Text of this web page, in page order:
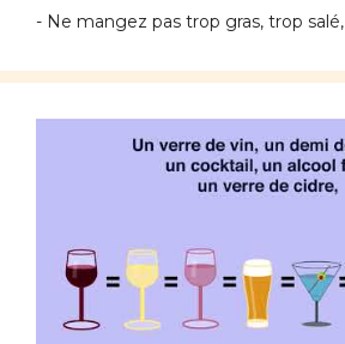
- Ne mangez pas trop gras, trop